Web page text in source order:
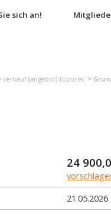
sich an!
verkauf (angebot) Toporec >
24
21.05.2026